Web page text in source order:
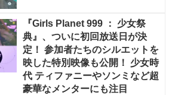
『Girls Planet 999 ： 少女祭
典』、ついに初回放送日が決
定！ 参加者たちのシルエットを
映した特別映像も公開！ 少女時
代 ティファニーやソンミなど超
豪華なメンターにも注目